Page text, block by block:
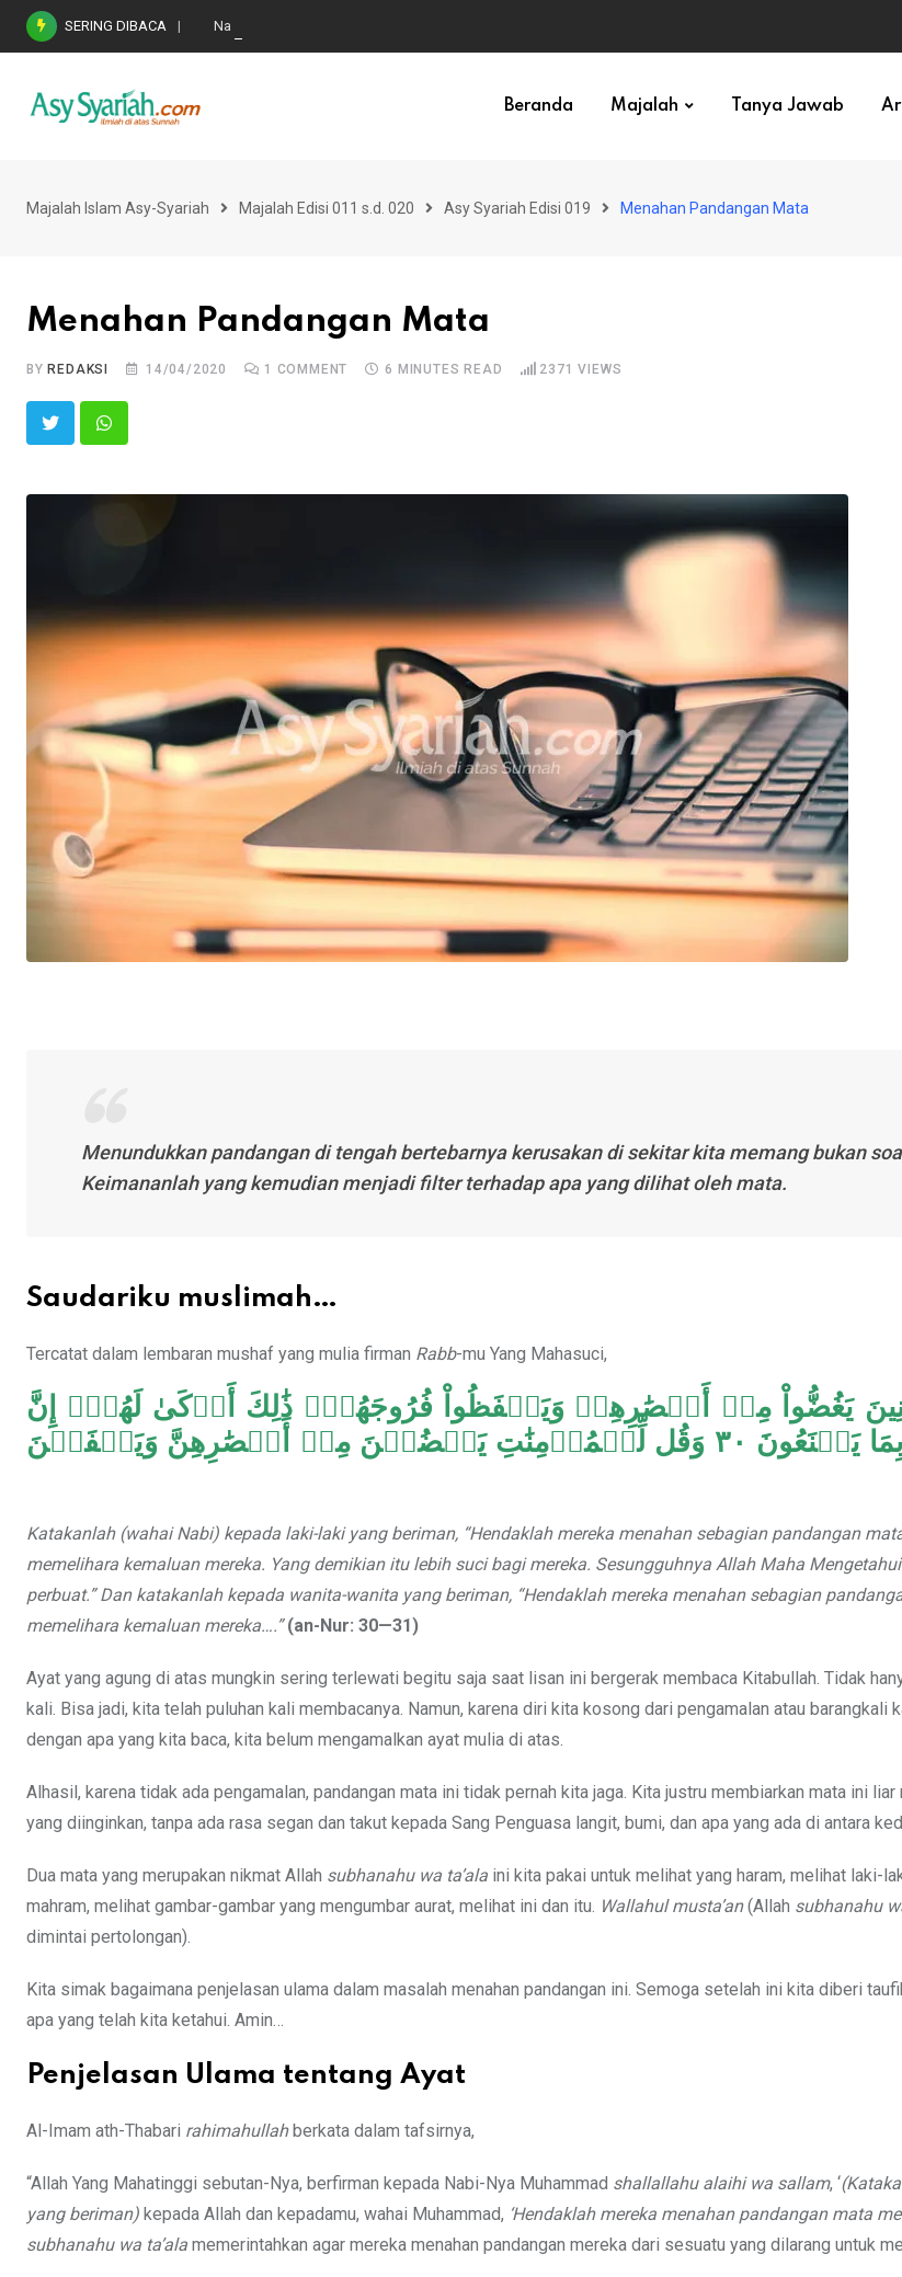
Skip
SERING DIBACA Nasihat Emas di Masa Fitnah (Ujian/Perselisihan)
Beranda Majalah Tanya Jawab
Majalah Islam Asy-Syariah Majalah Edisi 011 s.d. 020 Asy Syariah Edisi 019 Menahan Pandangan Mata
Menahan Pandangan Mata
BY REDAKSI 14/04/2020 1 COMMENT 6 MINUTES READ 2371 VIEWS
Menundukkan pandangan di tengah bertebarnya kerusakan di sekitar kita memang bukan
Keimananlah yang kemudian menjadi filter terhadap apa yang dilihat oleh mata.
Saudariku muslimah…
Tercatat dalam lembaran mushaf yang mulia firman Rabb-mu Yang Mahasuci,
يَغُضُّواْ مِنۡ أَبۡصَٰرِهِمۡ وَيَحۡفَظُواْ فُرُوجَهُمۡۚ ذَٰلِكَ أَزۡكَىٰ لَهُمۡۚ إِنَّ
ٱللَّهَ خَبِيرُۢ بِمَا يَصۡنَعُونَ ٣٠ وَقُل لِّلۡمُؤۡمِنَٰتِ يَغۡضُضۡنَ مِنۡ أَبۡصَٰرِهِنَّ وَيَحۡفَظۡنَ
Katakanlah (wahai Nabi) kepada laki-laki yang beriman, “Hendaklah mereka menahan sebagian pandangan
memelihara kemaluan mereka. Yang demikian itu lebih suci bagi mereka. Sesungguhnya Allah Maha
perbuat.” Dan katakanlah kepada wanita-wanita yang beriman, “Hendaklah mereka menahan sebagian
memelihara kemaluan mereka….” (an-Nur: 30—31)
Ayat yang agung di atas mungkin sering terlewati begitu saja saat lisan ini bergerak membaca Kitabullah. Tidak
kali. Bisa jadi, kita telah puluhan kali membacanya. Namun, karena diri kita kosong dari pengamalan atau barangkali
dengan apa yang kita baca, kita belum mengamalkan ayat mulia di atas.
Alhasil, karena tidak ada pengamalan, pandangan mata ini tidak pernah kita jaga. Kita justru membiarkan mata ini liar
yang diinginkan, tanpa ada rasa segan dan takut kepada Sang Penguasa langit, bumi, dan apa yang ada di antara
Dua mata yang merupakan nikmat Allah subhanahu wa ta’ala ini kita pakai untuk melihat yang haram, melihat laki-
mahram, melihat gambar-gambar yang mengumbar aurat, melihat ini dan itu. Wallahul musta’an(Allah subhanahu
dimintai pertolongan).
Kita simak bagaimana penjelasan ulama dalam masalah menahan pandangan ini. Semoga setelah ini kita diberi
apa yang telah kita ketahui. Amin…
Penjelasan Ulama tentang Ayat
Al-Imam ath-Thabari rahimahullahberkata dalam tafsirnya,
“Allah Yang Mahatinggi sebutan-Nya, berfirman kepada Nabi-Nya Muhammad shallallahu alaihi wa sallam, ‘
yang beriman) kepada Allah dan kepadamu, wahai Muhammad, ‘Hendaklah mereka menahan pandangan mata
subhanahu wa ta’ala memerintahkan agar mereka menahan pandangan mereka dari sesuatu yang dilarang untuk